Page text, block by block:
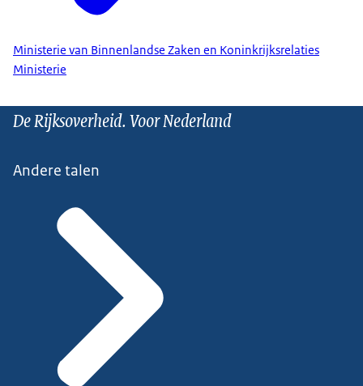
Ministerie van Binnenlandse Zaken en Koninkrijksrelaties
Ministerie
De Rijksoverheid. Voor Nederland
Andere talen